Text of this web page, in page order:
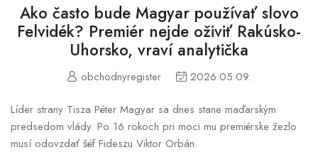
Ako často bude Magyar používať slovo
Felvidék? Premiér nejde oživiť Rakúsko-
Uhorsko, vraví analytička
obchodnyregister 2026.05.09.
Líder strany Tisza Péter Magyar sa dnes stane maďarským
predsedom vlády. Po 16 rokoch pri moci mu premiérske žezlo
musí odovzdať šéf Fideszu Viktor Orbán.